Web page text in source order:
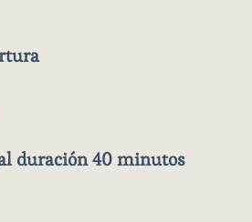
duración 40 minutos